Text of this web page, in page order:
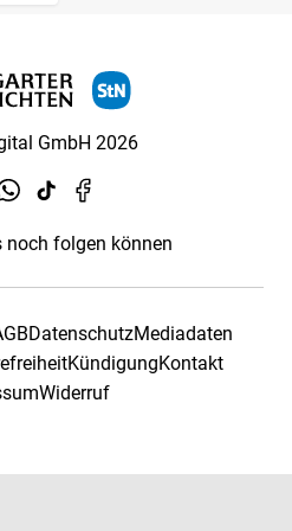
GmbH 2026
noch folgen können
DatenschutzMediadaten
KündigungKontakt
Widerruf